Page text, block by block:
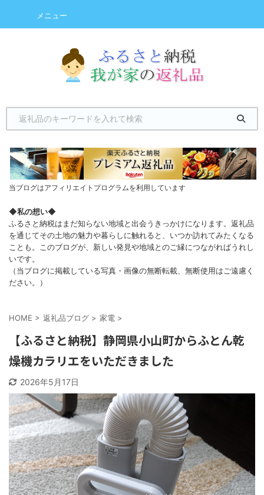
メニュー
当ブログはアフィリエイトプログラムを利用しています
◆私の想い◆
ふるさと納税はまだ知らない地域と出会うきっかけになります。返礼品
を通じてその土地の魅力や暮らしに触れると、いつか訪れてみたくなる
ことも。このブログが、新しい発見や地域とのご縁につながればうれし
いです。
（当ブログに掲載している写真・画像の無断転載、無断使用はご遠慮く
ださい。）
HOME > 返礼品ブログ > 家電 >
【ふるさと納税】静岡県小山町からふとん乾
燥機カラリエをいただきました
2026年5月17日